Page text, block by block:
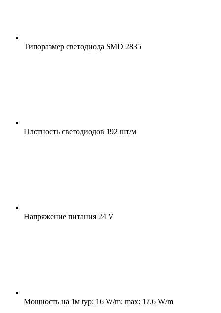
Типоразмер светодиода SMD 2835
Плотность светодиодов 192 шт/м
Напряжение питания 24 V
Мощность на 1м typ: 16 W/m; max: 17.6 W/m